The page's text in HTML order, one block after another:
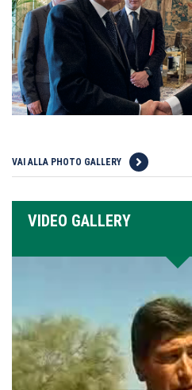
VAI ALLA PHOTO GALLERY
VIDEO GALLERY